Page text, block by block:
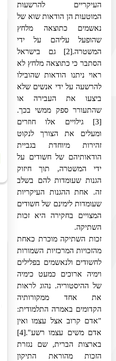
העיקריים להרשעות
המוטעות הן הודאות שוא של
נאשמים כתוצאה מלחץ
שהופעל עליהם על ידי
המשטרה.[2]
גם בישראל
הסתבר כי כתוצאה מלחץ לא
ראוי ניתנו הודאות שהובילו
להרשעה על ידי אנשים שלא
ביצעו את העבירה או
שהתעורר ספק ממשי בכך.
גילויים אלו חוזרים
ומעלים את הצורך לנקוט
זהירות מיוחדת בגביית
הודאותיהם של חשודים על
ידי המשטרה, תוך חיזוק
הגנות שעומדות להם בשלב
זה. אחת ההגנות העיקריות
שעומדות לימינם של חשודים
המצויים בחקירה היא זכות
השתיקה.
זכות השתיקה מוכרת כאחת
מהזכויות המרכזיות השמורות
לחשודים ולנאשמים בפלילים
וימיה ארוכים כמעט כימיה
של ההיסטוריה. נהוג לראות
את אחד ממקורותיה
הקדומים באמרה התלמודית:
"אדם קרוב אצל עצמו ואין
אדם משים עצמו רשע".[4]
בארצות הברית, שם נגזרת
הזכות מהוראת התיקון